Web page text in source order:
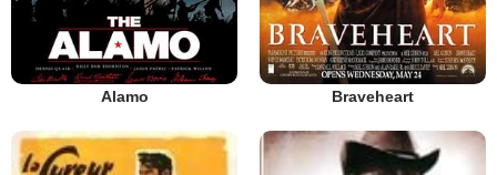
Alamo Braveheart